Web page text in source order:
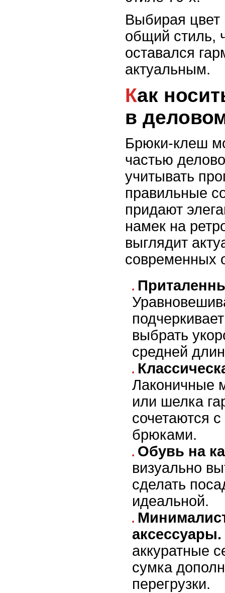
Выбирая цвет
общий стиль,
оставался
актуальным.
Как носить брюки-клеш
в
Брюки-клеш
частью
учитывать
правильные
придают
намек на
выглядит
современных
выбрать
средней
Лаконичные
или шелка
сочетаются
брюками.
Обувь на
визуально
сделать
идеальной.
аксессуары.
аккуратные
сумка
перегрузки.